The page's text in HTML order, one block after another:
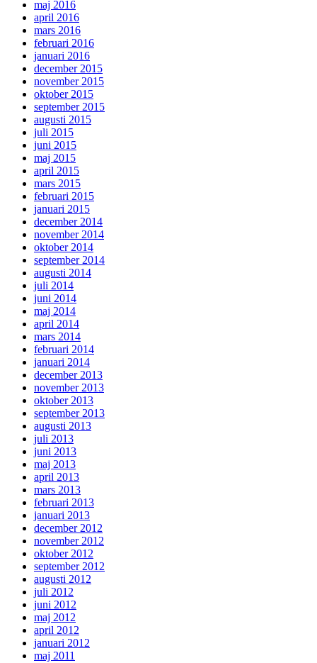
maj 2016
april 2016
mars 2016
februari 2016
januari 2016
december 2015
november 2015
oktober 2015
september 2015
augusti 2015
juli 2015
juni 2015
maj 2015
april 2015
mars 2015
februari 2015
januari 2015
december 2014
november 2014
oktober 2014
september 2014
augusti 2014
juli 2014
juni 2014
maj 2014
april 2014
mars 2014
februari 2014
januari 2014
december 2013
november 2013
oktober 2013
september 2013
augusti 2013
juli 2013
juni 2013
maj 2013
april 2013
mars 2013
februari 2013
januari 2013
december 2012
november 2012
oktober 2012
september 2012
augusti 2012
juli 2012
juni 2012
maj 2012
april 2012
januari 2012
maj 2011